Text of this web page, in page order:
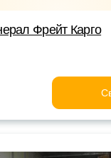
Фрейт Карго